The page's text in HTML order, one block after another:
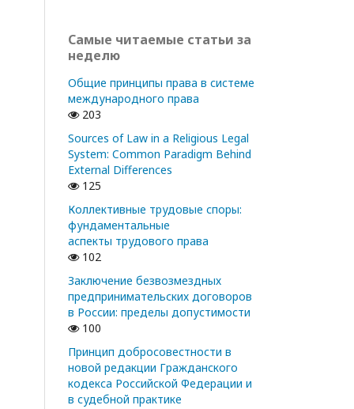
Самые читаемые статьи за
неделю
Общие принципы права в системе
международного права
203
Sources of Law in a Religious Legal
System: Common Paradigm Behind
External Differences
125
Коллективные трудовые споры:
фундаментальные
аспекты трудового права
102
Заключение безвозмездных
предпринимательских договоров
в России: пределы допустимости
100
Принцип добросовестности в
новой редакции Гражданского
кодекса Российской Федерации и
в судебной практике